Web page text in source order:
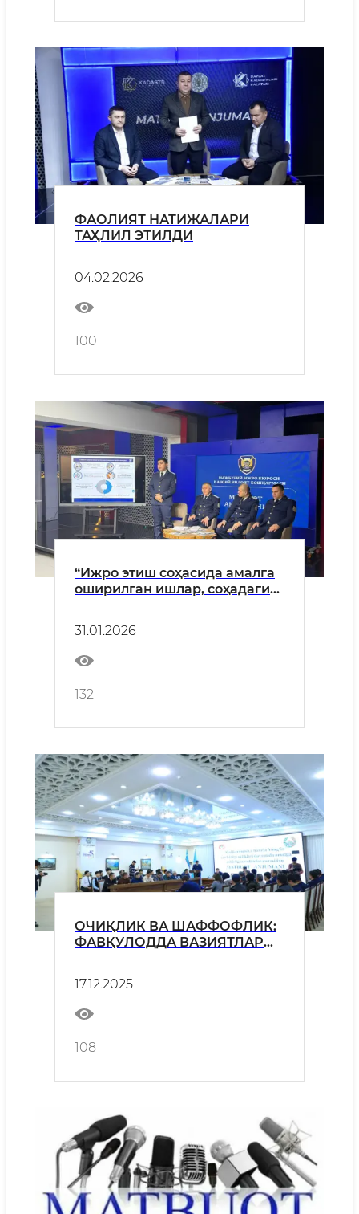
ФАОЛИЯТ НАТИЖАЛАРИ
ТАҲЛИЛ ЭТИЛДИ
04.02.2026
100
“Ижро этиш соҳасида амалга
оширилган ишлар, соҳадаги
мавзусида матбуот анжумани
31.01.2026
132
ОЧИҚЛИК ВА ШАФФОФЛИК:
ФАВҚУЛОДДА ВАЗИЯТЛАР
НИГОҲИДА
17.12.2025
108